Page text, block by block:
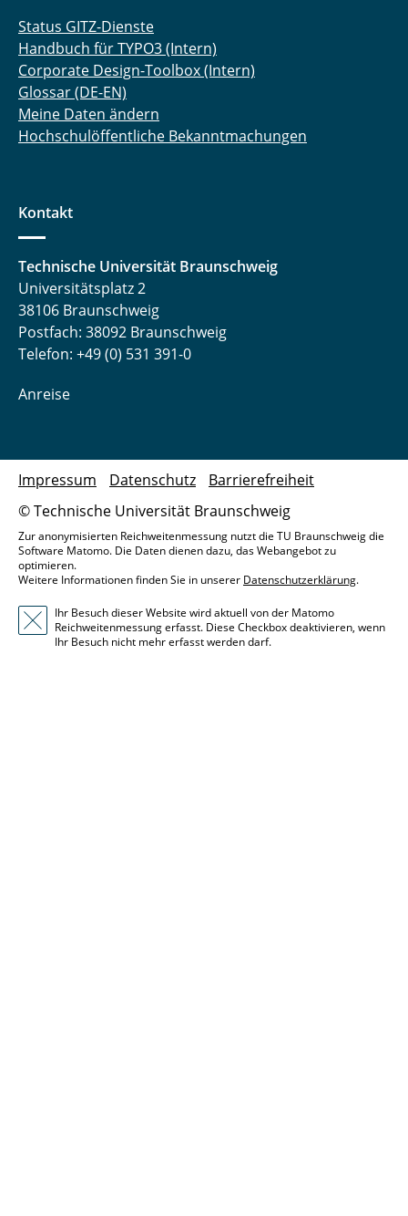
Status GITZ-Dienste
Handbuch für TYPO3 (Intern)
Corporate Design-Toolbox (Intern)
Glossar (DE-EN)
Meine Daten ändern
Hochschulöffentliche Bekanntmachungen
Kontakt
Technische Universität Braunschweig
Universitätsplatz 2
38106 Braunschweig
Postfach: 38092 Braunschweig
Telefon: +49 (0) 531 391-0
Anreise
© Technische Universität Braunschweig
Impressum Datenschutz Barrierefreiheit
Zur anonymisierten Reichweitenmessung nutzt die TU Braunschweig die
Software Matomo. Die Daten dienen dazu, das Webangebot zu
optimieren.
Weitere Informationen finden Sie in unserer Datenschutzerklärung.
Ihr Besuch dieser Website wird aktuell von der Matomo
Reichweitenmessung erfasst. Diese Checkbox deaktivieren, wenn
Ihr Besuch nicht mehr erfasst werden darf.